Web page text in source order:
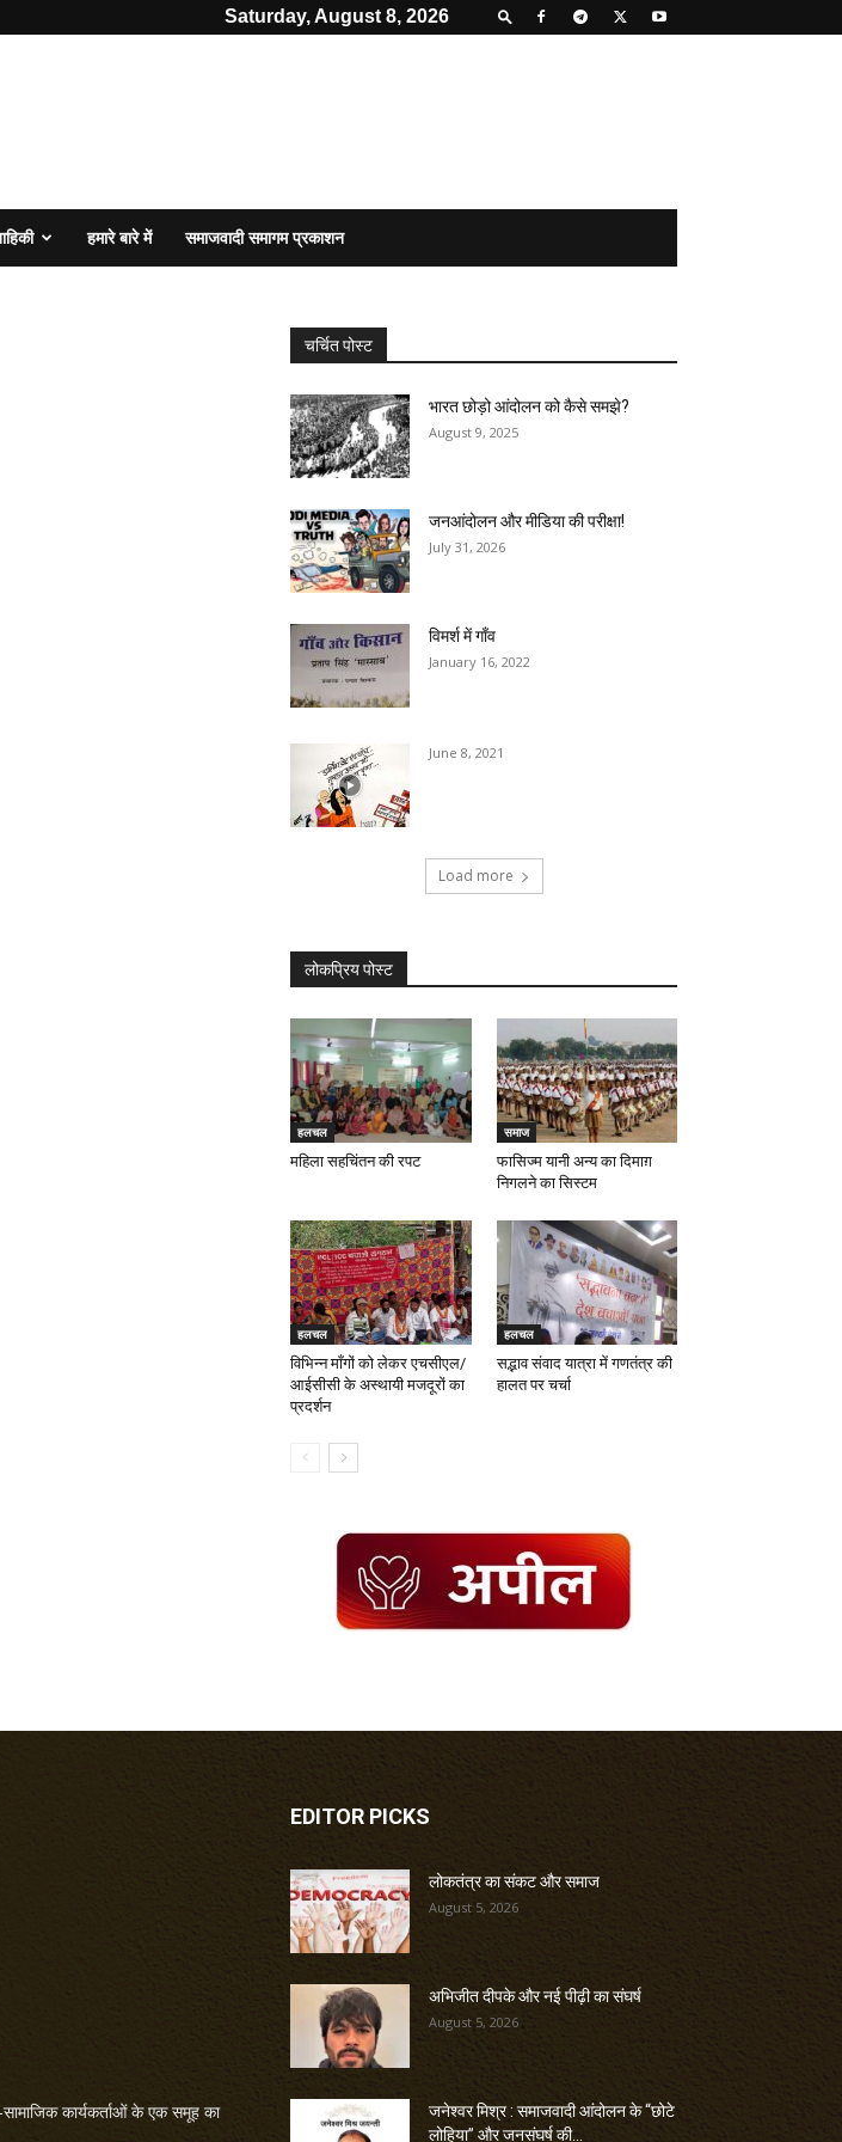
Saturday, August 8, 2026
हमारे बारे में समाजवादी समागम प्रकाशन
चर्चित पोस्ट
भारत छोड़ो आंदोलन को कैसे समझे?
August 9, 2025
जनआंदोलन और मीडिया की परीक्षा!
July 31, 2026
विमर्श में गाँव
January 16, 2022
June 8, 2021
Load more
लोकप्रिय पोस्ट
हलचल
महिला सहचिंतन की रपट
समाज
फासिज्म यानी अन्य का दिमाग़
निगलने का सिस्टम
हलचल
विभिन्न माँगों को लेकर एचसीएल/
आईसीसी के अस्थायी मजदूरों का
प्रदर्शन
हलचल
सद्भाव संवाद यात्रा में गणतंत्र की
हालत पर चर्चा
कार्यकर्ताओं के एक समूह का
EDITOR PICKS
लोकतंत्र का संकट और समाज
August 5, 2026
अभिजीत दीपके और नई पीढ़ी का संघर्ष
August 5, 2026
जनेश्वर मिश्र : समाजवादी आंदोलन के “छोटे
लोहिया” और जनसंघर्ष की...